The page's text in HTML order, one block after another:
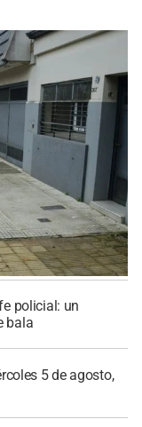
policial: un
bala
5 de agosto,